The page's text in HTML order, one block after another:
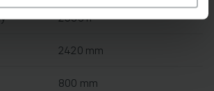
2533 h
2420 mm
800 mm